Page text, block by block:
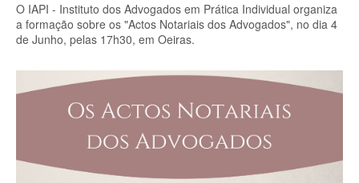
O IAPI - Instituto dos Advogados em Prática Individual organiza
a formação sobre os "Actos Notariais dos Advogados", no dia 4
de Junho, pelas 17h30, em Oeiras.